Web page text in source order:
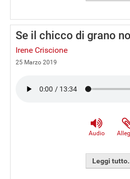
Se il chicco di grano
Irene Criscione
25 Marzo 2019
Audio
Leggi